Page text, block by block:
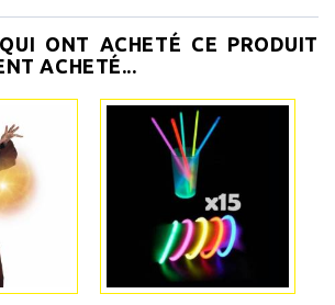
ONT ACHETÉ CE PRODUIT
ACHETÉ...